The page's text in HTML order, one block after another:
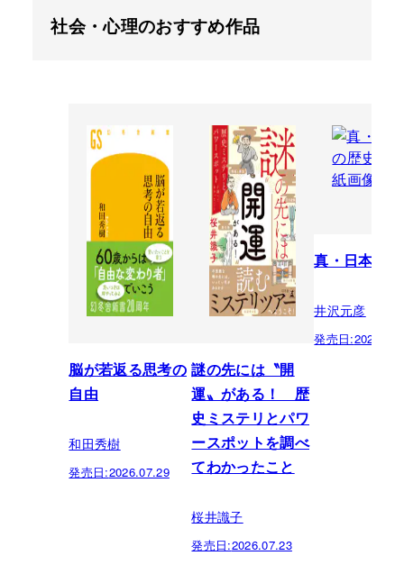
社会・心理のおすすめ作品
脳が若返る思考の
自由
和田秀樹
発売日:2026.07.29
謎の先には〝開
運〟がある！ 歴
史ミステリとパワ
ースポットを調べ
てわかったこと
桜井識子
発売日:2026.07.23
真・日本の
井沢元彦
発売日: